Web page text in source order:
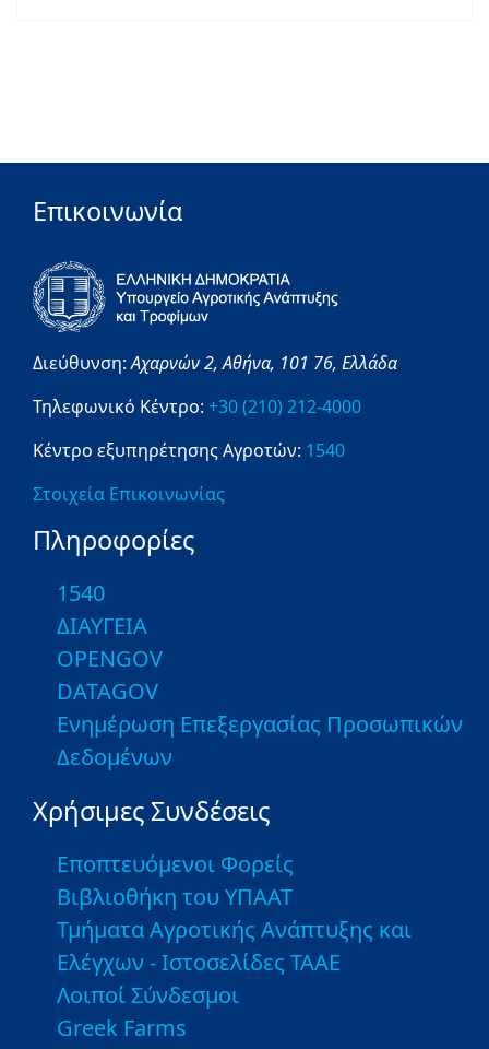
Επικοινωνία
Διεύθυνση:Αχαρνών 2,Αθήνα, 101 76, Ελλάδα
Τηλεφωνικό Κέντρο: +30 (210) 212-4000
Κέντρο εξυπηρέτησης Αγροτών: 1540
Στοιχεία Επικοινωνίας
Πληροφορίες
1540
ΔΙΑΥΓΕΙΑ
OPENGOV
DATAGOV
Ενημέρωση Επεξεργασίας Προσωπικών
Δεδομένων
Χρήσιμες Συνδέσεις
Εποπτευόμενοι Φορείς
Βιβλιοθήκη του ΥΠΑΑΤ
Τμήματα Αγροτικής Ανάπτυξης και
Ελέγχων - Ιστοσελίδες ΤΑΑΕ
Λοιποί Σύνδεσμοι
Greek Farms